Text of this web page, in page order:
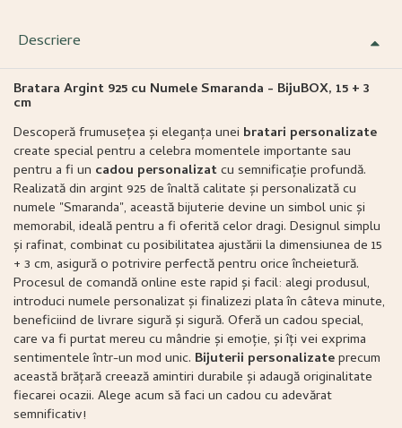
Descriere
Bratara Argint 925 cu Numele Smaranda - BijuBOX, 15 + 3
cm
Descoperă frumusețea și eleganța unei bratari personalizate
create special pentru a celebra momentele importante sau
pentru a fi un cadou personalizatcu semnificație profundă.
Realizată din argint 925 de înaltă calitate și personalizată cu
numele "Smaranda", această bijuterie devine un simbol unic și
memorabil, ideală pentru a fi oferită celor dragi. Designul simplu
și rafinat, combinat cu posibilitatea ajustării la dimensiunea de 15
+ 3 cm, asigură o potrivire perfectă pentru orice încheietură.
Procesul de comandă online este rapid și facil: alegi produsul,
introduci numele personalizat și finalizezi plata în câteva minute,
beneficiind de livrare sigură și sigură. Oferă un cadou special,
care va fi purtat mereu cu mândrie și emoție, și îți vei exprima
sentimentele într-un mod unic. Bijuterii personalizateprecum
această brățară creează amintiri durabile și adaugă originalitate
fiecarei ocazii. Alege acum să faci un cadou cu adevărat
semnificativ!